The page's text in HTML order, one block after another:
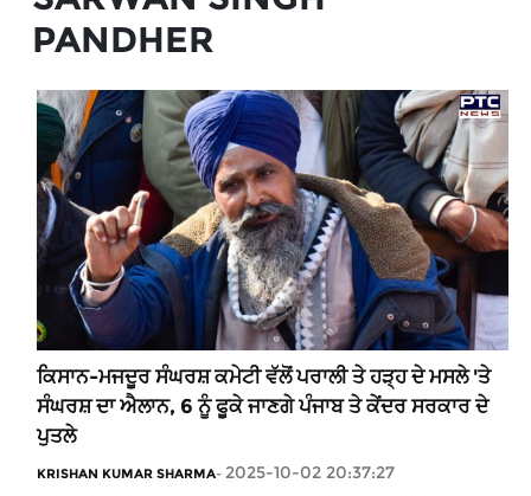
PANDHER
ਕਿਸਾਨ-ਮਜਦੂਰ ਸੰਘਰਸ਼ ਕਮੇਟੀ ਵੱਲੋਂ ਪਰਾਲੀ ਤੇ ਹੜ੍ਹ ਦੇ ਮਸਲੇ 'ਤੇ
ਸੰਘਰਸ਼ ਦਾ ਐਲਾਨ, 6 ਨੂੰ ਫੂਕੇ ਜਾਣਗੇ ਪੰਜਾਬ ਤੇ ਕੇਂਦਰ ਸਰਕਾਰ ਦੇ
ਪੁਤਲੇ
KRISHAN KUMAR SHARMA- 2025-10-02 20:37:27